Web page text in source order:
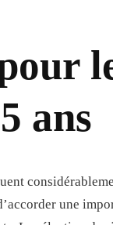
ans
une